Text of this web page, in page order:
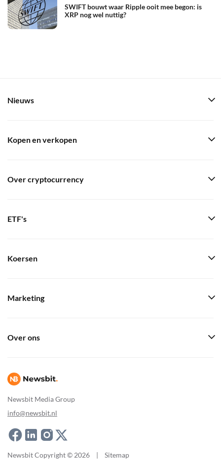
SWIFT bouwt waar Ripple ooit mee begon: is
XRP nog wel nuttig?
Newsbit Media Group
info@newsbit.nl
Nieuws
Kopen en verkopen
Over cryptocurrency
ETF's
Koersen
Marketing
Over ons
Newsbit Copyright © 2026 | Sitemap